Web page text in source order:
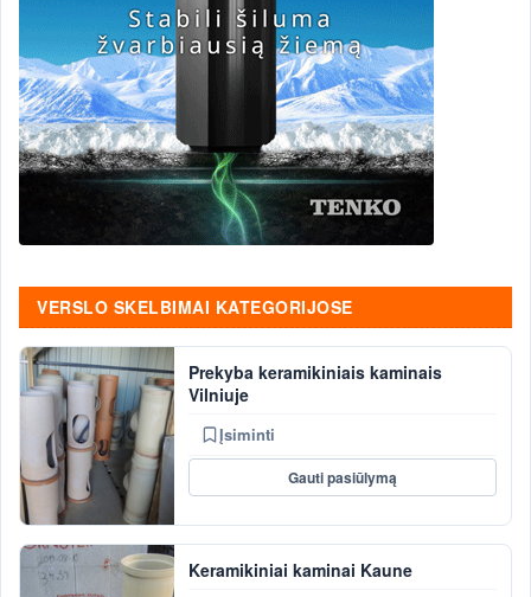
VERSLO SKELBIMAI KATEGORIJOSE
Prekyba keramikiniais kaminais
Vilniuje
Įsiminti
Gauti pasiūlymą
Keramikiniai kaminai Kaune